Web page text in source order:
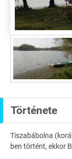
Története
Tiszabábolna
ben történt, ekkor